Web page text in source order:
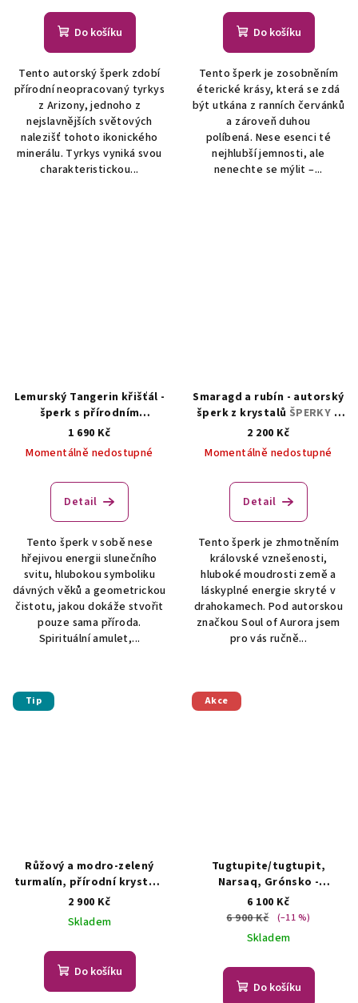
Do košíku
Tento autorský šperk zdobí
přírodní neopracovaný tyrkys
z Arizony, jednoho z
nejslavnějších světových
nalezišť tohoto ikonického
minerálu. Tyrkys vyniká svou
charakteristickou...
Do košíku
Tento šperk je zosobněním
éterické krásy, která se zdá
být utkána z ranních červánků
a zároveň duhou
políbená. Nese esenci té
nejhlubší jemnosti, ale
nenechte se mýlit –...
Lemurský Tangerin křišťál -
šperk s přírodním
krystalemŠPERKY S
PŘÍRODNÍMI KRYSTALY
1 690 Kč
Momentálně nedostupné
Detail
Tento šperk v sobě nese
hřejivou energii slunečního
svitu, hlubokou symboliku
dávných věků a geometrickou
čistotu, jakou dokáže stvořit
pouze sama příroda.
Spirituální amulet,...
Smaragd a rubín - autorský
šperk z krystalů ŠPERKY S
PŘÍRODNÍMI KRYSTALY
2 200 Kč
Momentálně nedostupné
Detail
Tento šperk je zhmotněním
královské vznešenosti,
hluboké moudrosti země a
láskyplné energie skryté v
drahokamech. Pod autorskou
značkou Soul of Aurora jsem
pro vás ručně...
Tip
Růžový a modro-zelený
turmalín, přírodní krystaly
- šperkŠPERKY S
PŘÍRODNÍMI KRYSTALY
2 900 Kč
Skladem
Do košíku
Akce
Tugtupite/tugtupit,
Narsaq, Grónsko -
náhrdelník ŠPERKY S
PŘÍRODNÍMI KRYSTALY
6 100 Kč
6 900 Kč
(–11 %)
Skladem
Do košíku